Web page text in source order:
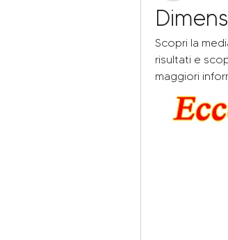
Scopri la
risultati e
maggiori